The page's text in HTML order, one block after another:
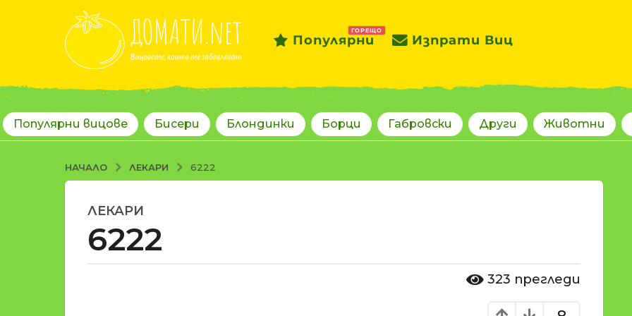
Популярни
ГОРЕЩО
Изпрати Виц
Популярни вицове Бисери Блондинки Борци Габровски Други Животни
НАЧАЛО ЛЕКАРИ 6222
1
8
г
ЛЕКАРИ
6222
323 прегледи